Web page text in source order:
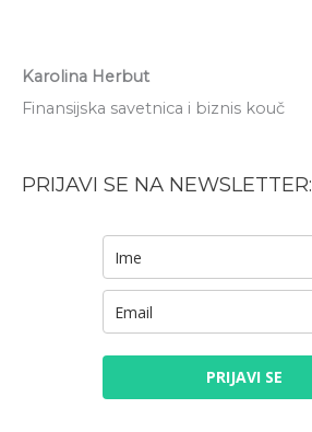
Karolina Herbut
Finansijska savetnica i biznis kouč
PRIJAVI SE NA NEWSLETTER:
PRIJAVI SE